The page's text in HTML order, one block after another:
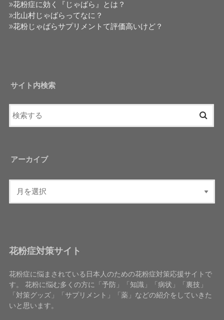
花粉症に効く『じゃばら』とは？
北山村じゃばらってなに？
花粉じゃばらサプリメントて評価高いけど？
サイト内検索
アーカイブ
花粉症対策サイト
花粉症に悩まされている日本人のための花粉症対策応援サイトで
す。 花粉に悩む多くの方に「予防」「知識」「病状」「裏技」
「対策グッズ」「サプリメント」「薬」などの紹介をしていきた
いと思います。